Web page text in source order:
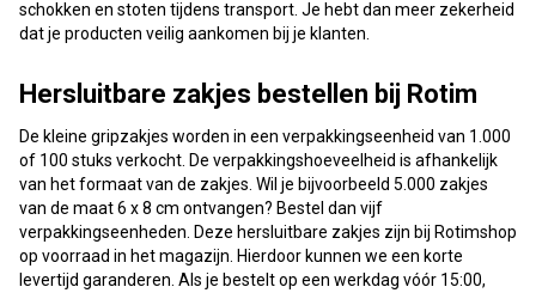
schokken en stoten tijdens transport. Je hebt dan meer zekerheid
dat je producten veilig aankomen bij je klanten.
Hersluitbare zakjes bestellen bij Rotim
De kleine gripzakjes worden in een verpakkingseenheid van 1.000
of 100 stuks verkocht. De verpakkingshoeveelheid is afhankelijk
van het formaat van de zakjes. Wil je bijvoorbeeld 5.000 zakjes
van de maat 6 x 8 cm ontvangen? Bestel dan vijf
verpakkingseenheden. Deze hersluitbare zakjes zijn bij Rotimshop
op voorraad in het magazijn. Hierdoor kunnen we een korte
levertijd garanderen. Als je bestelt op een werkdag vóór 15:00,